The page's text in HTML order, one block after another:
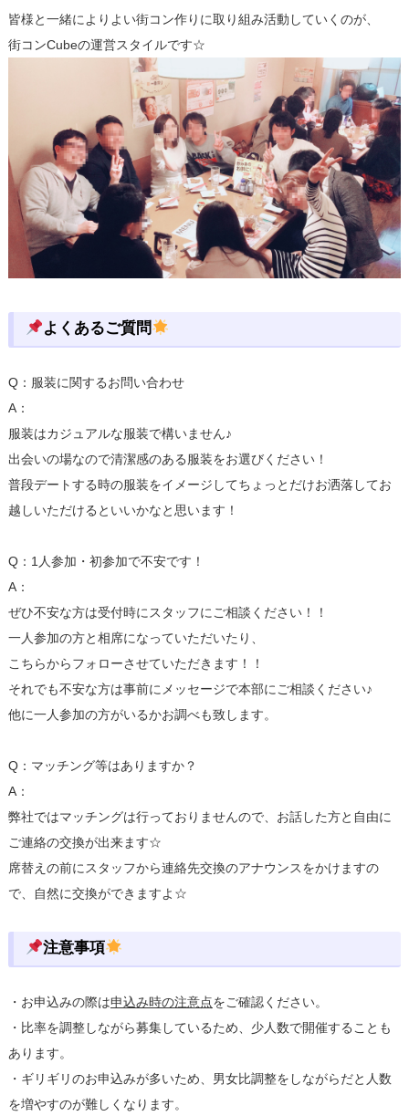
皆様と一緒によりよい街コン作りに取り組み活動していくのが、
街コンCubeの運営スタイルです☆
よくあるご質問
Q：服装に関するお問い合わせ
A：
服装はカジュアルな服装で構いません♪
出会いの場なので清潔感のある服装をお選びください！
普段デートする時の服装をイメージしてちょっとだけお洒落してお
越しいただけるといいかなと思います！
Q：1人参加・初参加で不安です！
A：
ぜひ不安な方は受付時にスタッフにご相談ください！！
一人参加の方と相席になっていただいたり、
こちらからフォローさせていただきます！！
それでも不安な方は事前にメッセージで本部にご相談ください♪
他に一人参加の方がいるかお調べも致します。
Q：マッチング等はありますか？
A：
弊社ではマッチングは行っておりませんので、お話した方と自由に
ご連絡の交換が出来ます☆
席替えの前にスタッフから連絡先交換のアナウンスをかけますの
で、自然に交換ができますよ☆
注意事項
・お申込みの際は申込み時の注意点をご確認ください。
・比率を調整しながら募集しているため、少人数で開催することも
あります。
・ギリギリのお申込みが多いため、男女比調整をしながらだと人数
を増やすのが難しくなります。